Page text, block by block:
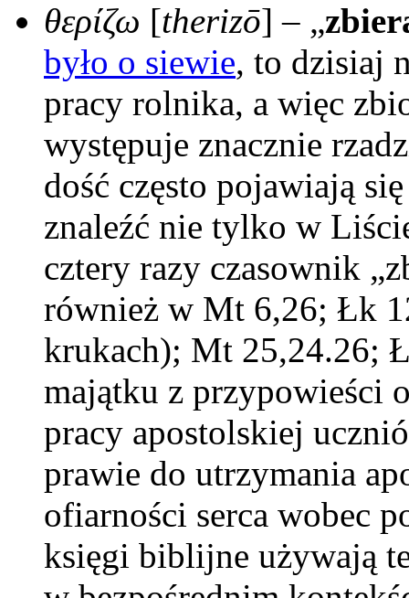
θερίζω [therizō] – „
było o siewie, to dzisiaj
pracy rolnika, a więc
występuje znacznie
dość często pojawiają
znaleźć nie tylko w
cztery razy czasownik
również w Mt 6,26; Łk
krukach); Mt 25,24.26;
majątku z przypowieści
pracy apostolskiej
prawie do utrzymania
ofiarności serca wobec
księgi biblijne używają